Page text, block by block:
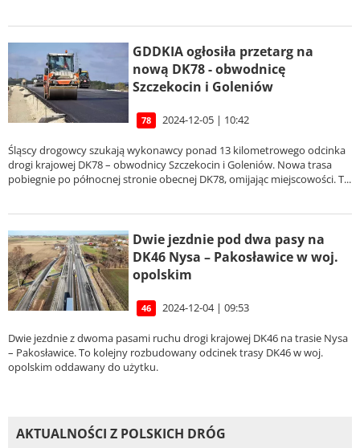
GDDKIA ogłosiła przetarg na
nową DK78 - obwodnicę
Szczekocin i Goleniów
78 2024-12-05 | 10:42
Śląscy drogowcy szukają wykonawcy ponad 13 kilometrowego odcinka
drogi krajowej DK78 – obwodnicy Szczekocin i Goleniów. Nowa trasa
pobiegnie po północnej stronie obecnej DK78, omijając miejscowości. T...
Dwie jezdnie pod dwa pasy na
DK46 Nysa – Pakosławice w woj.
opolskim
46 2024-12-04 | 09:53
Dwie jezdnie z dwoma pasami ruchu drogi krajowej DK46 na trasie Nysa
– Pakosławice. To kolejny rozbudowany odcinek trasy DK46 w woj.
opolskim oddawany do użytku.
AKTUALNOŚCI Z POLSKICH DRÓG